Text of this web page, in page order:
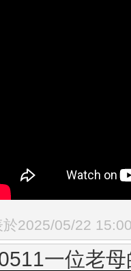
於2025/05/22
一位老